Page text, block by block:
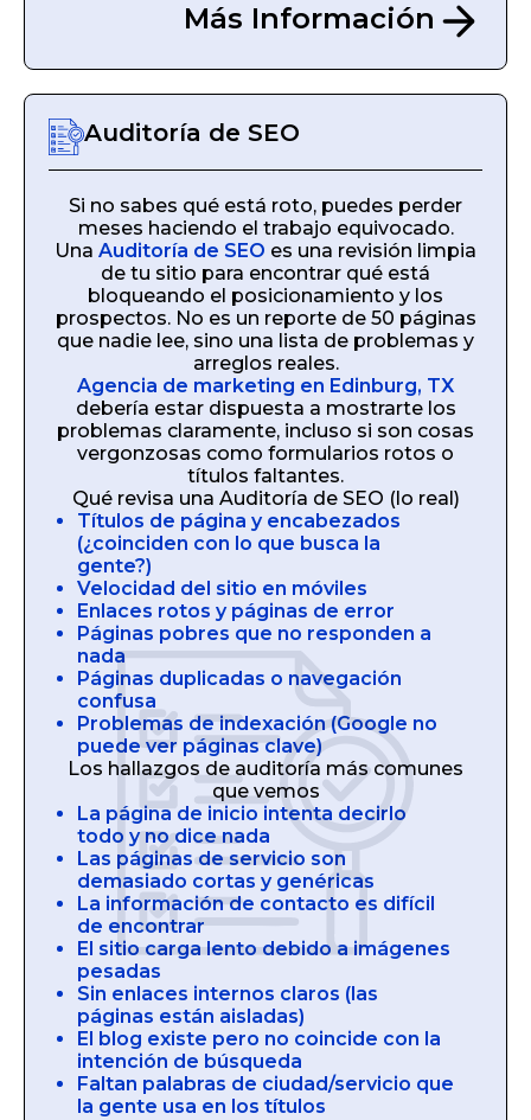
Más Información
Auditoría de SEO
Si no sabes qué está roto, puedes perder
meses haciendo el trabajo equivocado.
Una Auditoría de SEO es una revisión limpia
de tu sitio para encontrar qué está
bloqueando el posicionamiento y los
prospectos. No es un reporte de 50 páginas
que nadie lee, sino una lista de problemas y
arreglos reales.
Agencia de marketing en Edinburg, TX
debería estar dispuesta a mostrarte los
problemas claramente, incluso si son cosas
vergonzosas como formularios rotos o
títulos faltantes.
Qué revisa una Auditoría de SEO (lo real)
Títulos de página y encabezados
(¿coinciden con lo que busca la
gente?)
Velocidad del sitio en móviles
Enlaces rotos y páginas de error
Páginas pobres que no responden a
nada
Páginas duplicadas o navegación
confusa
Problemas de indexación (Google no
puede ver páginas clave)
Los hallazgos de auditoría más comunes
que vemos
La página de inicio intenta decirlo
todo y no dice nada
Las páginas de servicio son
demasiado cortas y genéricas
La información de contacto es difícil
de encontrar
El sitio carga lento debido a imágenes
pesadas
Sin enlaces internos claros (las
páginas están aisladas)
El blog existe pero no coincide con la
intención de búsqueda
Faltan palabras de ciudad/servicio que
la gente usa en los títulos